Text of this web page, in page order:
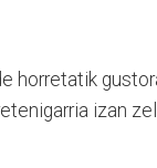
horretatik
izan